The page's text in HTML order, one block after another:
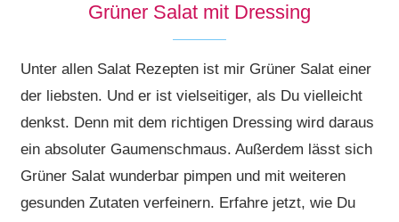
Grüner Salat mit Dressing
Unter allen Salat Rezepten ist mir Grüner Salat einer
der liebsten. Und er ist vielseitiger, als Du vielleicht
denkst. Denn mit dem richtigen Dressing wird daraus
ein absoluter Gaumenschmaus. Außerdem lässt sich
Grüner Salat wunderbar pimpen und mit weiteren
gesunden Zutaten verfeinern. Erfahre jetzt, wie Du